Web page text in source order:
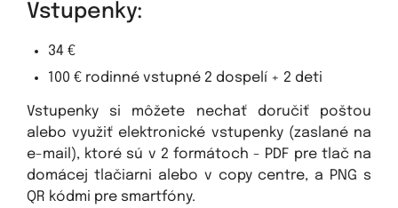
Vstupenky:
34 €
100 € rodinné vstupné 2 dospelí + 2 deti
Vstupenky si môžete nechať doručiť poštou
alebo využiť elektronické vstupenky (zaslané na
e-mail), ktoré sú v 2 formátoch - PDF pre tlač na
domácej tlačiarni alebo v copy centre, a PNG s
QR kódmi pre smartfóny.